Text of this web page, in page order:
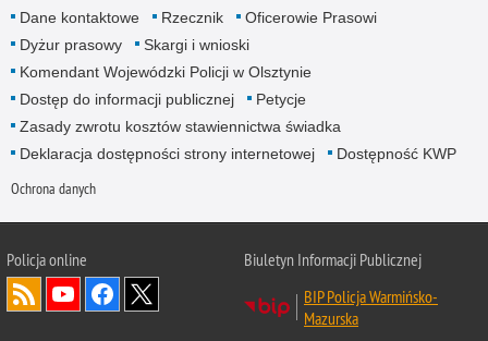
Dane kontaktowe Rzecznik
Oficerowie Prasowi
Dyżur prasowy
Skargi i wnioski
Komendant Wojewódzki Policji w Olsztynie
Dostęp do informacji publicznej
Petycje
Zasady zwrotu kosztów stawiennictwa świadka
Deklaracja dostępności strony internetowej
Dostępność KWP
Ochrona danych
Policja online
Biuletyn Informacji Publicznej
BIP Policja Warmińsko-
Mazurska